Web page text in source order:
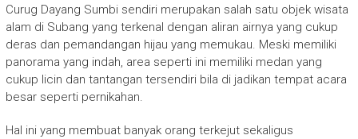
Curug Dayang Sumbi sendiri merupakan salah satu objek wisata
alam di Subang yang terkenal dengan aliran airnya yang cukup
deras dan pemandangan hijau yang memukau. Meski memiliki
panorama yang indah, area seperti ini memiliki medan yang
cukup licin dan tantangan tersendiri bila di jadikan tempat acara
besar seperti pernikahan.
Hal ini yang membuat banyak orang terkejut sekaligus